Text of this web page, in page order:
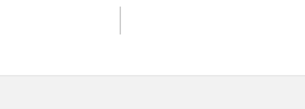
إرسال تعليق